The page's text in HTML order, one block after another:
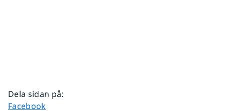
Dela sidan på:
Dela sidan på
Facebook